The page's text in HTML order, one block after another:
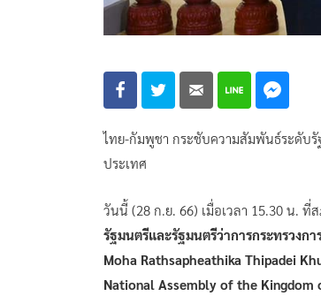
ไทย-กัมพูชา กระชับความสัมพันธ์ระดับ
ประเทศ
วันนี้ (28 ก.ย. 66) เมื่อเวลา 15.30 น.
รัฐมนตรีและรัฐมนตรีว่าการกระทรวงกา
Moha Rathsapheathika Thipadei
National Assembly of the Kingdom